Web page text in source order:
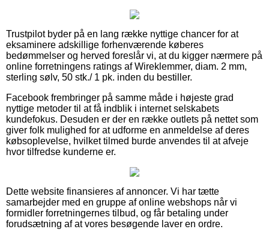
Trustpilot byder på en lang række nyttige chancer for at
eksaminere adskillige forhenværende køberes
bedømmelser og herved foreslår vi, at du kigger nærmere på
online forretningens ratings af Wireklemmer, diam. 2 mm,
sterling sølv, 50 stk./ 1 pk. inden du bestiller.
Facebook frembringer på samme måde i højeste grad
nyttige metoder til at få indblik i internet selskabets
kundefokus. Desuden er der en række outlets på nettet som
giver folk mulighed for at udforme en anmeldelse af deres
købsoplevelse, hvilket tilmed burde anvendes til at afveje
hvor tilfredse kunderne er.
Dette website finansieres af annoncer. Vi har tætte
samarbejder med en gruppe af online webshops når vi
formidler forretningernes tilbud, og får betaling under
forudsætning af at vores besøgende laver en ordre.